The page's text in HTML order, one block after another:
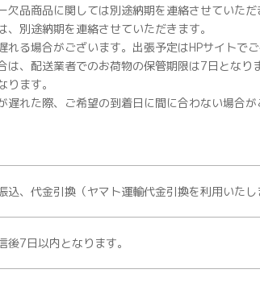
欠品商品に関しては別途納期を連絡させていただ
、別途納期を連絡させていただきます。
れる場合がございます。出張予定はHPサイトでご
は、配送業者でのお荷物の保管期限は7日となり
ます。
遅れた際、ご希望の到着日に間に合わない場合が
込、代金引換（ヤマト運輸代金引換を利用いたし
後7日以内となります。